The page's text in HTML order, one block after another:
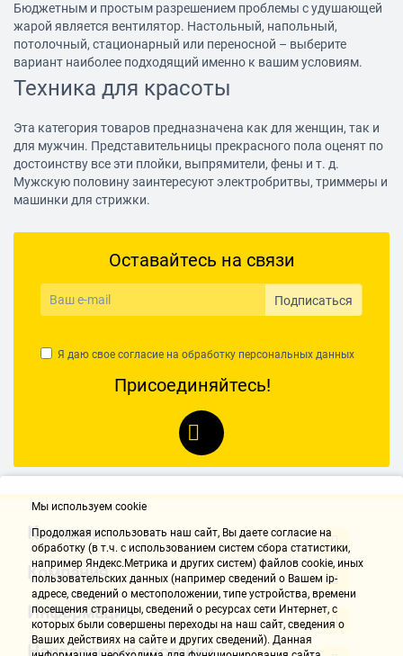
Бюджетным и простым разрешением проблемы с удушающей
жарой является вентилятор. Настольный, напольный,
потолочный, стационарный или переносной – выберите
вариант наиболее подходящий именно к вашим условиям.
Техника для красоты
Эта категория товаров предназначена как для женщин, так и
для мужчин. Представительницы прекрасного пола оценят по
достоинству все эти плойки, выпрямители, фены и т. д.
Мужскую половину заинтересуют электробритвы, триммеры и
машинки для стрижки.
Оставайтесь на связи
Подписаться
Я даю свое согласие на обработку персональных данных
Присоединяйтесь!
Контакты
Компания
Информация
Мы используем cookie
Продолжая использовать наш cайт, Вы даете согласие на
обработку (в т.ч. с использованием систем сбора статистики,
например Яндекс.Метрика и других систем) файлов cookie, иных
пользовательских данных (например сведений о Вашем ip-
адресе, сведений о местоположении, типе устройства, времени
посещения страницы, сведений о ресурсах сети Интернет, с
которых были совершены переходы на наш сайт, сведения о
Ваших действиях на сайте и других сведений). Данная